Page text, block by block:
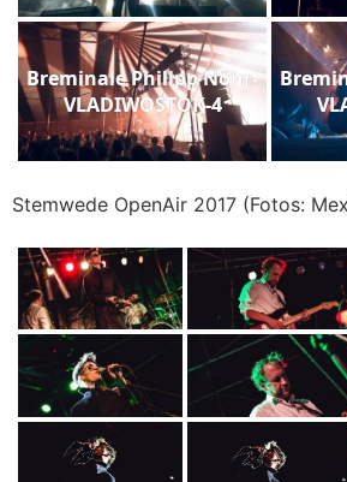
Breminale Philipp Nöhr-
VLADIWOSTOK-4
Stemwede OpenAir 2017 (Fotos: